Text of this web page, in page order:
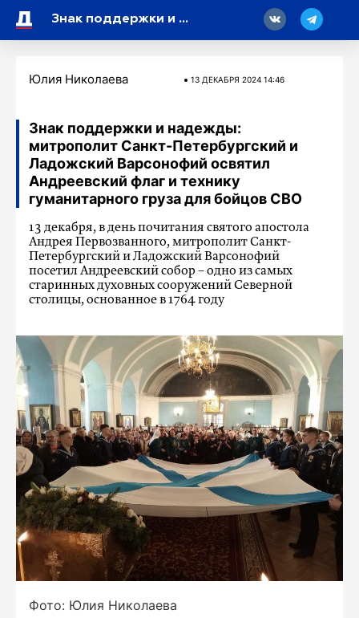
Знак поддержки и надежды: митрополит Санкт-Петербургский и Ладожский Варсонофий освятил Андреевский флаг и технику гуманитарного груза для бойцов СВО
Юлия Николаева 13 ДЕКАБРЯ 2024 14:46
Знак поддержки и надежды:
митрополит Санкт-Петербургский и
Ладожский Варсонофий освятил
Андреевский флаг и технику
гуманитарного груза для бойцов СВО
13 декабря, в день почитания святого апостола
Андрея Первозванного, митрополит Санкт-
Петербургский и Ладожский Варсонофий
посетил Андреевский собор – одно из самых
старинных духовных сооружений Северной
столицы, основанное в 1764 году
Фото: Юлия Николаева